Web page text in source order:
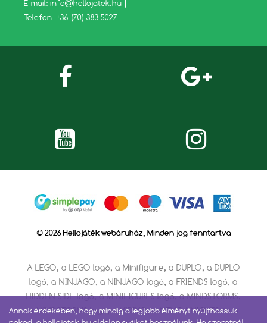
E-mail: info@hellojatek.hu
Telefon: +36 (70) 383 5027
© 2026 Hellojáték webáruház, Minden jog fenntartva
A LEGO, a LEGO logó, a Minifigure, a DUPLO, a DUPLO
logó, a NINJAGO, a NINJAGO logó, a FRIENDS logó, a
HIDDEN SIDE logó, a MINIFIGURES logó, a MINDSTORMS,
a MINDSTORMS logó, a VIDIYO, a NEXO KNIGHTS és a
Annak érdekében, hogy mindig a legjobb élményt nyújthassuk